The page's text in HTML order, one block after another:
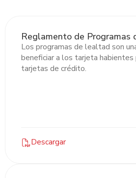
Reglamento de Programas
Los programas de lealtad son
beneficiar a los tarjeta habientes
tarjetas de crédito.
Descargar